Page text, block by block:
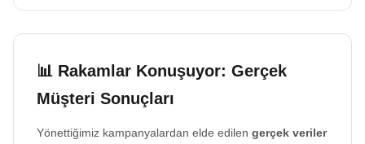
📊 Rakamlar Konuşuyor: Gerçek
Müşteri Sonuçları
Yönettiğimiz kampanyalardan elde edilen gerçek veriler